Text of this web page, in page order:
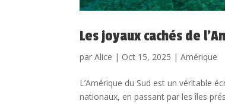
Les joyaux cachés de
parAlice | Oct 15, 2025 |Amérique
L’Amérique du Sud est un véritable
nationaux, en passant par les îles